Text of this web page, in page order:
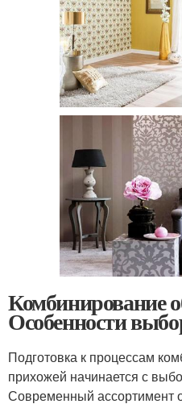
Комбинирование
Особенности
Подготовка к процессам
прихожей начинается с
Современный ассортимент